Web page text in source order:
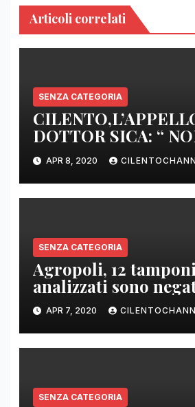
Articoli correlati
SENZA CATEGORIA
DOTTOR SICA: “
DI BASE SIAMO
E SENZA PRESIDI”
APR 8, 2020
SENZA CATEGORIA
Agropoli, 12
analizzati sono
APR 7, 2020
SENZA CATEGORIA